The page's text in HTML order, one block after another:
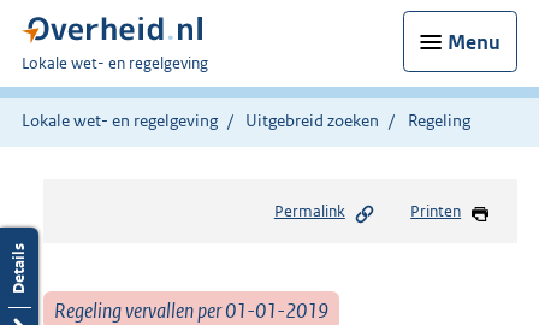
Menu
U
bent
hier:
Lokale wet- en regelgeving
Lokale wet- en regelgeving Uitgebreid zoeken Regeling
Permalink Printen
Regeling vervallen per 01-01-2019